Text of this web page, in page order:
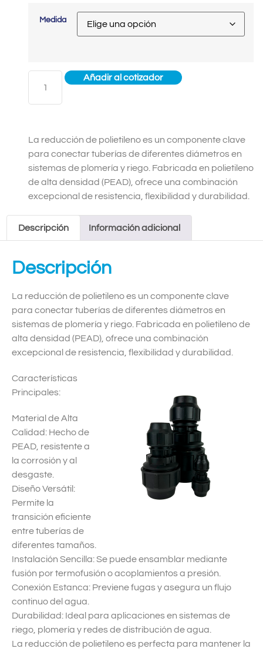
Medida
Añadir al cotizador
La reducción de polietileno es un componente clave
para conectar tuberías de diferentes diámetros en
sistemas de plomería y riego. Fabricada en polietileno
de alta densidad (PEAD), ofrece una combinación
excepcional de resistencia, flexibilidad y durabilidad.
Descripción Información adicional
Descripción
La reducción de polietileno es un componente clave
para conectar tuberías de diferentes diámetros en
sistemas de plomería y riego. Fabricada en polietileno de
alta densidad (PEAD), ofrece una combinación
excepcional de resistencia, flexibilidad y durabilidad.
Características
Principales:
Material de Alta
Calidad: Hecho de
PEAD, resistente a
la corrosión y al
desgaste.
Diseño Versátil:
Permite la
transición eficiente
entre tuberías de
diferentes tamaños.
Instalación Sencilla: Se puede ensamblar mediante
fusión por termofusión o acoplamientos a presión.
Conexión Estanca: Previene fugas y asegura un flujo
continuo del agua.
Durabilidad: Ideal para aplicaciones en sistemas de
riego, plomería y redes de distribución de agua.
La reducción de polietileno es perfecta para mantener la